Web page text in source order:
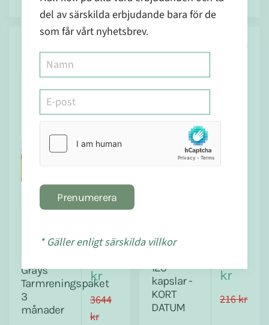
Grays
Tarmreningspaket
3
månader
kr
3644
kr
Kort datum!
30% Rabatt
Pureness
Trippel
120
kapslar -
KORT
DATUM
kr
216 kr
del av särskilda erbjudande bara för de
som får vårt nyhetsbrev.
Prenumerera
* Gäller enligt särskilda villkor